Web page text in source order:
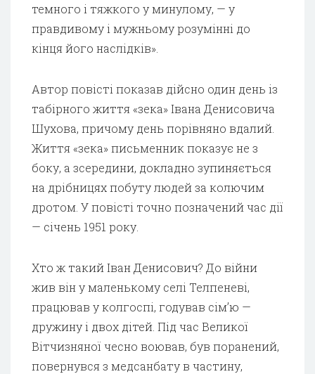
темного і тяжкого у минулому, — у
правдивому і мужньому розумінні до
кінця його наслідків».
Автор повісті показав дійсно один день із
табірного життя «зека» Івана Денисовича
Шухова, причому день порівняно вдалий.
Життя «зека» письменник показує не з
боку, а зсередини, докладно зупиняється
на дрібницях побуту людей за колючим
дротом. У повісті точно позначений час дії
— січень 1951 року.
Хто ж такий Іван Денисович? До війни
жив він у маленькому селі Телпеневі,
працював у колгоспі, годував сім’ю —
дружину і двох дітей. Під час Великої
Вітчизняної чесно воював, був поранений,
повернувся з медсанбату в частину,